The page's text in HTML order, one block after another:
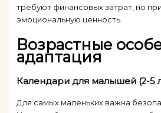
требуют финансовых затрат, но
эмоциональную ценность.
Возрастные
адаптация
Календари для малышей (2-5
Для самых маленьких важна